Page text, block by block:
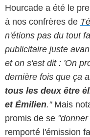
Hourcade a été le
à nos confrères de
n'étions pas du tout
publicitaire juste
et on s'est dit : 'On
dernière fois que ça
tous les deux être
et Émilien."Mais
promis de se
remporté l'émission